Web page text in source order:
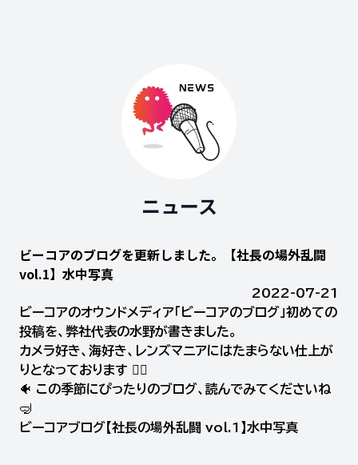
ニュース
ビーコアのブログを更新しました。【社長の場外乱闘
vol.1】水中写真
2022-07-21
ビーコアのオウンドメディア「ビーコアのブログ」初めての
投稿を、弊社代表の水野が書きました。
カメラ好き、海好き、レンズマニアにはたまらない仕上が
りとなっております 💁‍♀️
🐠 この季節にぴったりのブログ、読んでみてくださいね
🤿
ビーコアブログ【社長の場外乱闘 vol.1】水中写真